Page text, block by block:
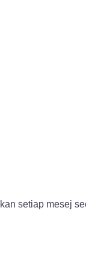
setiap mesej